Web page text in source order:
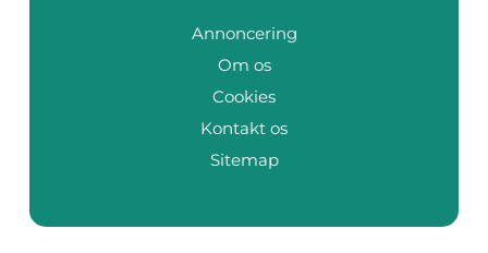
Annoncering
Om os
Cookies
Kontakt os
Sitemap